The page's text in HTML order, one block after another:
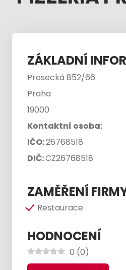
ZÁKLADNÍ
Prosecká 852/66
Praha
19000
Kontaktní osoba:
IČO:26768518
DIČ:CZ26768518
ZAMĚŘENÍ
Restaurace
HODNOCENÍ
0 (0)